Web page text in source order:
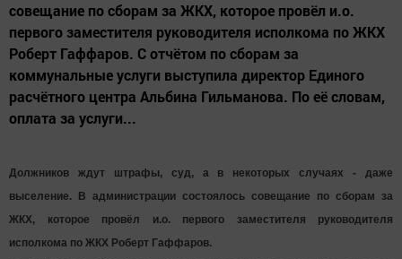
совещание по сборам за ЖКХ, которое провёл и.о.
первого заместителя руководителя исполкома по ЖКХ
Роберт Гаффаров. С отчётом по сборам за
коммунальные услуги выступила директор Единого
расчётного центра Альбина Гильманова. По её словам,
оплата за услуги...
Должников ждут штрафы, суд, а в некоторых случаях - даже
выселение. В администрации состоялось совещание по сборам за
ЖКХ, которое провёл и.о. первого заместителя руководителя
исполкома по ЖКХ Роберт Гаффаров.